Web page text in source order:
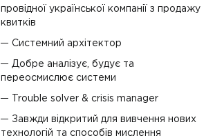
провідної української компанії з продажу
квитків
Системний архітектор
Добре аналізує, будує та
переосмислює системи
Trouble solver & crisis manager
Завжди відкритий для вивчення нових
технологій та способів мислення